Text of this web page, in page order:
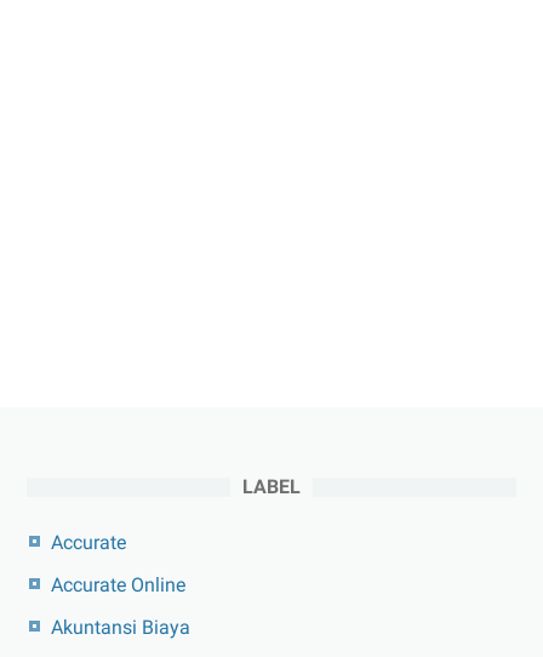
LABEL
Accurate
Accurate Online
Akuntansi Biaya